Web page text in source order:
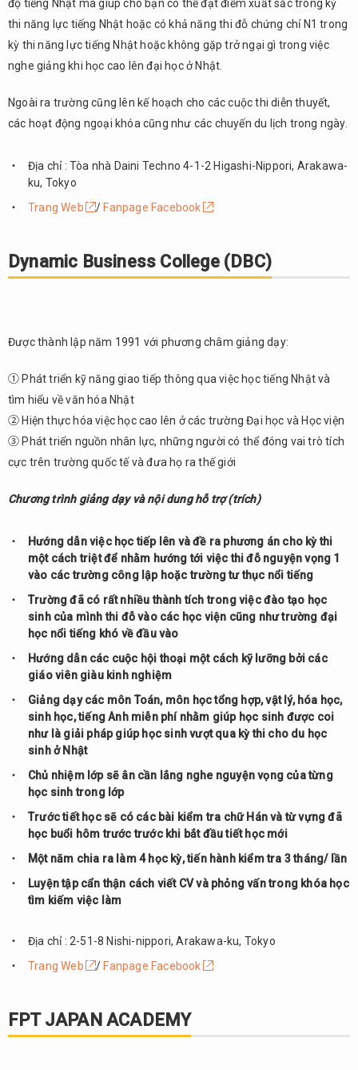
độ tiếng Nhật mà giúp cho bạn có thể đạt điểm xuất sắc trong kỳ
thi năng lực tiếng Nhật hoặc có khả năng thi đỗ chứng chỉ N1 trong
kỳ thi năng lực tiếng Nhật hoặc không gặp trở ngại gì trong việc
nghe giảng khi học cao lên đại học ở Nhật.
Ngoài ra trường cũng lên kế hoạch cho các cuộc thi diễn thuyết,
các hoạt động ngoại khóa cũng như các chuyến du lịch trong ngày.
Địa chỉ : Tòa nhà Daini Techno 4-1-2 Higashi-Nippori, Arakawa-
ku, Tokyo
Trang Web
/ Fanpage Facebook
Dynamic Business College (DBC)
Được thành lập năm 1991 với phương châm giảng dạy:
① Phát triển kỹ năng giao tiếp thông qua việc học tiếng Nhật và
tìm hiểu về văn hóa Nhật
② Hiện thực hóa việc học cao lên ở các trường Đại học và Học viện
③ Phát triển nguồn nhân lực, những người có thể đóng vai trò tích
cực trên trường quốc tế và đưa họ ra thế giới
Chương trình giảng dạy và nội dung hỗ trợ (trích)
Hướng dẫn việc học tiếp lên và đề ra phương án cho kỳ thi
một cách triệt để nhằm hướng tới việc thi đỗ nguyện vọng 1
vào các trường công lập hoặc trường tư thục nổi tiếng
Trường đã có rất nhiều thành tích trong việc đào tạo học
sinh của mình thi đỗ vào các học viện cũng như trường đại
học nổi tiếng khó về đầu vào
Hướng dẫn các cuộc hội thoại một cách kỹ lưỡng bởi các
giáo viên giàu kinh nghiệm
Giảng dạy các môn Toán, môn học tổng hợp, vật lý, hóa học,
sinh học, tiếng Anh miễn phí nhằm giúp học sinh được coi
như là giải pháp giúp học sinh vượt qua kỳ thi cho du học
sinh ở Nhật
Chủ nhiệm lớp sẽ ân cần lắng nghe nguyện vọng của từng
học sinh trong lớp
Trước tiết học sẽ có các bài kiểm tra chữ Hán và từ vựng đã
học buổi hôm trước trước khi bắt đầu tiết học mới
Một năm chia ra làm 4 học kỳ, tiến hành kiểm tra 3 tháng/ lần
Luyện tập cẩn thận cách viết CV và phỏng vấn trong khóa học
tìm kiếm việc làm
Địa chỉ : 2-51-8 Nishi-nippori, Arakawa-ku, Tokyo
Trang Web
/ Fanpage Facebook
FPT JAPAN ACADEMY